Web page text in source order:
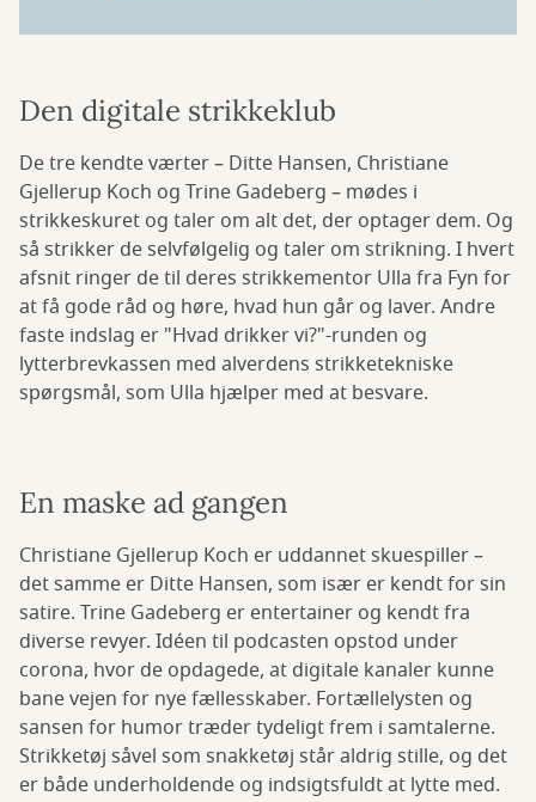
Den digitale strikkeklub
De tre kendte værter – Ditte Hansen, Christiane
Gjellerup Koch og Trine Gadeberg – mødes i
strikkeskuret og taler om alt det, der optager dem. Og
så strikker de selvfølgelig og taler om strikning. I hvert
afsnit ringer de til deres strikkementor Ulla fra Fyn for
at få gode råd og høre, hvad hun går og laver. Andre
faste indslag er "Hvad drikker vi?"-runden og
lytterbrevkassen med alverdens strikketekniske
spørgsmål, som Ulla hjælper med at besvare.
En maske ad gangen
Christiane Gjellerup Koch er uddannet skuespiller –
det samme er Ditte Hansen, som især er kendt for sin
satire. Trine Gadeberg er entertainer og kendt fra
diverse revyer. Idéen til podcasten opstod under
corona, hvor de opdagede, at digitale kanaler kunne
bane vejen for nye fællesskaber. Fortællelysten og
sansen for humor træder tydeligt frem i samtalerne.
Strikketøj såvel som snakketøj står aldrig stille, og det
er både underholdende og indsigtsfuldt at lytte med.